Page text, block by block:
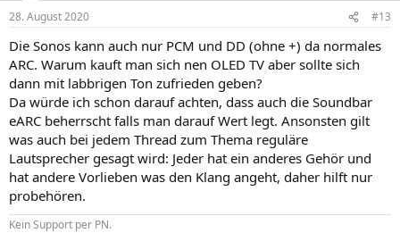
28. August 2020 #13
Die Sonos kann auch nur PCM und DD (ohne +) da normales
ARC. Warum kauft man sich nen OLED TV aber sollte sich
dann mit labbrigen Ton zufrieden geben?
Da würde ich schon darauf achten, dass auch die Soundbar
eARC beherrscht falls man darauf Wert legt. Ansonsten gilt
was auch bei jedem Thread zum Thema reguläre
Lautsprecher gesagt wird: Jeder hat ein anderes Gehör und
hat andere Vorlieben was den Klang angeht, daher hilft nur
probehören.
Kein Support per PN.